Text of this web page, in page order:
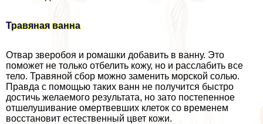
Травяная ванна
Отвар зверобоя и ромашки добавить в ванну. Это
поможет не только отбелить кожу, но и расслабить все
тело. Травяной сбор можно заменить морской солью.
Правда с помощью таких ванн не получится быстро
достичь желаемого результата, но зато постепенное
отшелушивание омертвевших клеток со временем
восстановит естественный цвет кожи.